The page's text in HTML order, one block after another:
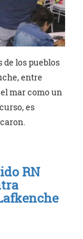
los pueblos
entre
mar como un
es
RN